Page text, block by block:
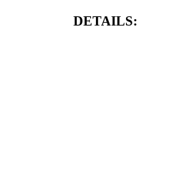
DETAILS: